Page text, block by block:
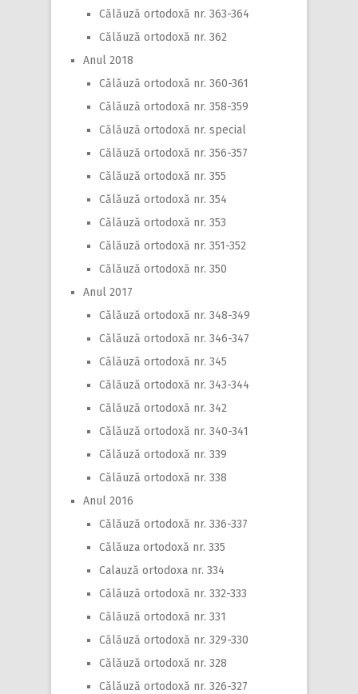
Călăuză ortodoxă nr. 363-364
Călăuză ortodoxă nr. 362
Anul 2018
Călăuză ortodoxă nr. 360-361
Călăuză ortodoxă nr. 358-359
Călăuză ortodoxă nr. special
Călăuză ortodoxă nr. 356-357
Călăuză ortodoxă nr. 355
Călăuză ortodoxă nr. 354
Călăuză ortodoxă nr. 353
Călăuză ortodoxă nr. 351-352
Călăuză ortodoxă nr. 350
Anul 2017
Călăuză ortodoxă nr. 348-349
Călăuză ortodoxă nr. 346-347
Călăuză ortodoxă nr. 345
Călăuză ortodoxă nr. 343-344
Călăuză ortodoxă nr. 342
Călăuză ortodoxă nr. 340-341
Călăuză ortodoxă nr. 339
Călăuză ortodoxă nr. 338
Anul 2016
Călăuză ortodoxă nr. 336-337
Călăuza ortodoxă nr. 335
Calauză ortodoxa nr. 334
Călăuză ortodoxă nr. 332-333
Călăuză ortodoxă nr. 331
Călăuză ortodoxă nr. 329-330
Călăuză ortodoxă nr. 328
Călăuză ortodoxă nr. 326-327